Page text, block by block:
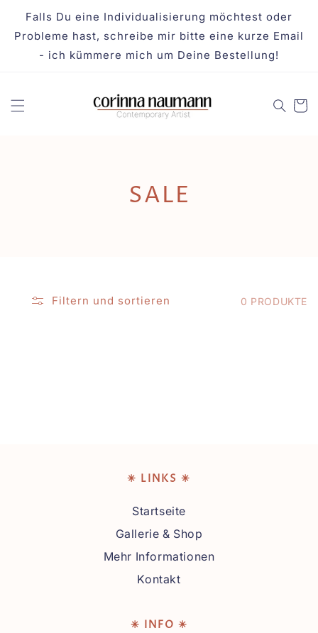
ZUM
Falls Du eine Individualisierung möchtest oder
Probleme hast, schreibe mir bitte eine kurze Email
- ich kümmere mich um Deine Bestellung!
K
G
SALE
Filtern und sortieren 0 PRODUKTE
✳ LINKS ✳
Startseite
Gallerie & Shop
Mehr Informationen
Kontakt
✳ INFO ✳